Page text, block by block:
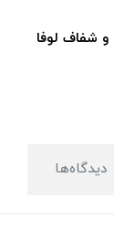
و شفاف لوفا
دیدگاه‌ها